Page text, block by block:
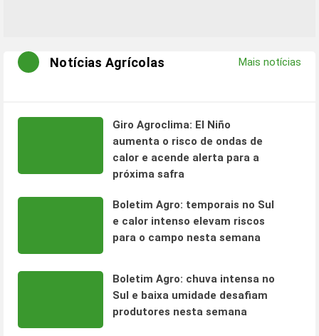
Notícias Agrícolas Mais notícias
Giro Agroclima: El Niño
aumenta o risco de ondas de
calor e acende alerta para a
próxima safra
Boletim Agro: temporais no Sul
e calor intenso elevam riscos
para o campo nesta semana
Boletim Agro: chuva intensa no
Sul e baixa umidade desafiam
produtores nesta semana